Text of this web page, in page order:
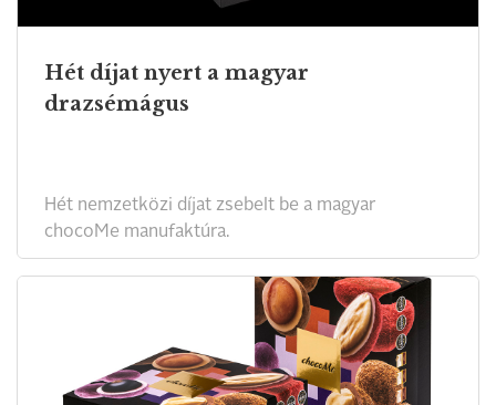
Hét díjat nyert a magyar
drazsémágus
Hét nemzetközi díjat zsebelt be a magyar
chocoMe manufaktúra.